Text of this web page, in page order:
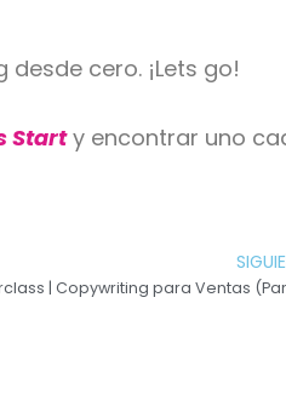
cero. ¡Lets go!
Starty encontrar uno
| Copywriting para Ventas